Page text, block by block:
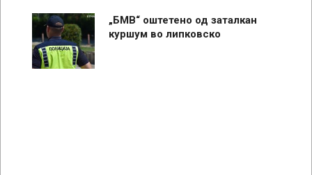
„БМВ“ оштетено од заталкан
куршум во липковско